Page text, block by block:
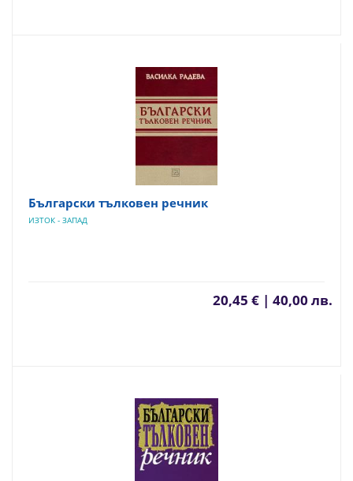
Български тълковен речник
ИЗТОК - ЗАПАД
20,45 € | 40,00 лв.